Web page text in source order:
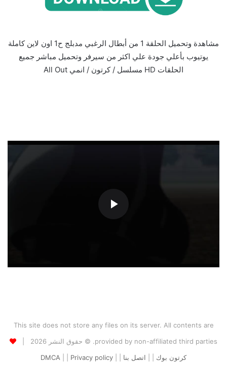
مشاهدة وتحميل الحلقة 1 من أبطال الرغبي مدبلج ح1 اون لاين كاملة
يوتيوب بأعلي جودة علي اكثر من سيرفر وتحميل مباشر جميع
الحلقات HD مسلسل / كرتون / انمي All Out
This site does not store any files on its server. All contents are
provided by non-affiliated third parties. © حقوق النشر 2026 |
كرتون بوك
اتصل بنا DMCA Privacy policy